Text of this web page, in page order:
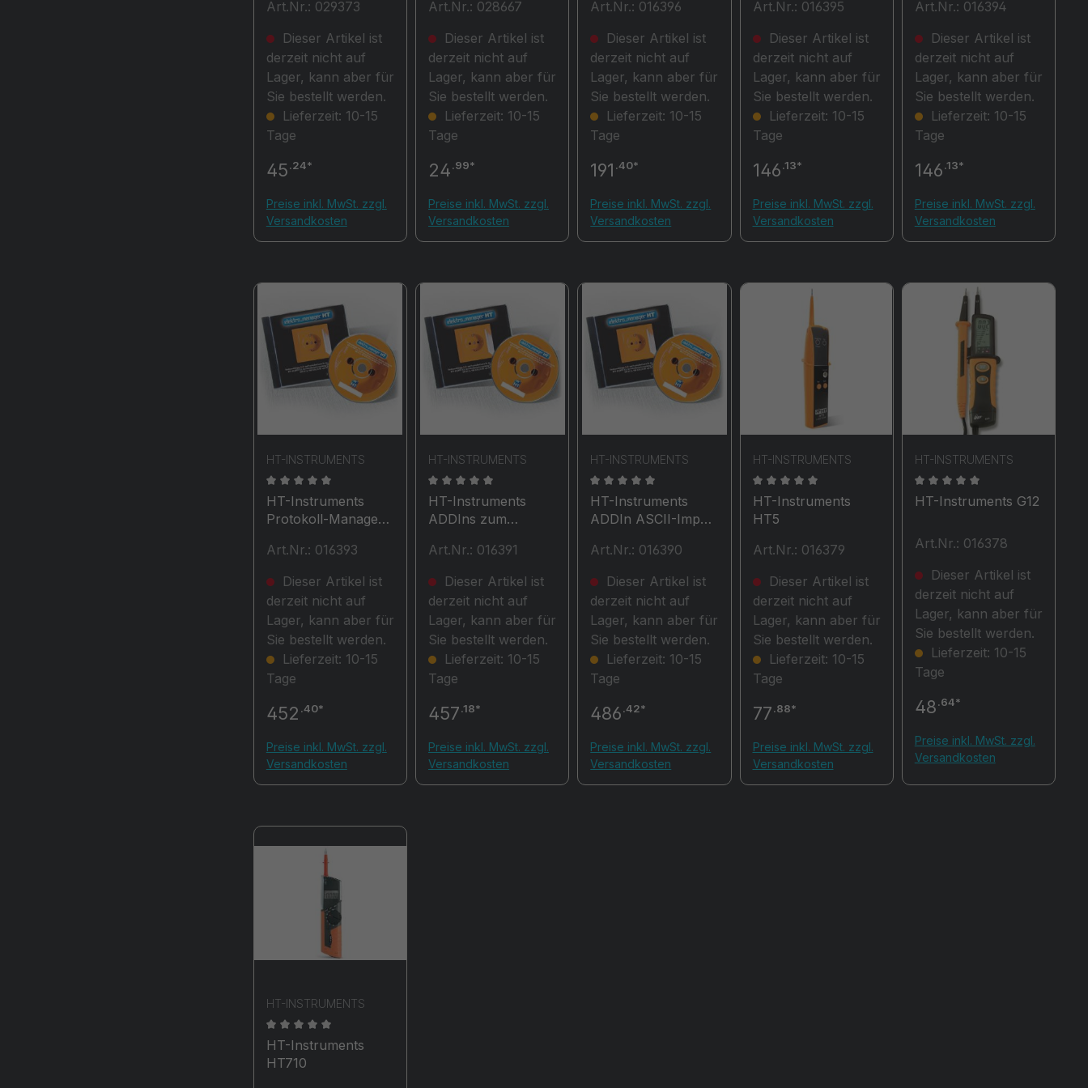
Spannungsprüfer
Drehfeldrichtungser
mittlung
Art.Nr.: 029373
Dieser Artikel ist
derzeit nicht auf
Lager, kann aber für
Sie bestellt werden.
Lieferzeit: 10-15
Tage
45.24*
Preise inkl. MwSt. zzgl.
Versandkosten
Art.Nr.: 028667
Dieser Artikel ist
derzeit nicht auf
Lager, kann aber für
Sie bestellt werden.
Lieferzeit: 10-15
Tage
24.99*
Preise inkl. MwSt. zzgl.
Versandkosten
zu MultiTest
Art.Nr.: 016396
Dieser Artikel ist
derzeit nicht auf
Lager, kann aber für
Sie bestellt werden.
Lieferzeit: 10-15
Tage
191 .40*
Preise inkl. MwSt. zzgl.
Versandkosten
Art.Nr.: 016395
Dieser Artikel ist
derzeit nicht auf
Lager, kann aber für
Sie bestellt werden.
Lieferzeit: 10-15
Tage
146.13*
Preise inkl. MwSt. zzgl.
Versandkosten
0701/0702S
Art.Nr.: 016394
Dieser Artikel ist
derzeit nicht auf
Lager, kann aber für
Sie bestellt werden.
Lieferzeit: 10-15
Tage
146.13*
Preise inkl. MwSt. zzgl.
Versandkosten
HT-INSTRUMENTS
Durchschnittliche Bewertung von 0 von 5 Sternen
HT-Instruments
Protokoll-Manager
Datenverwaltungs-
und
Protokollsoftware
für alle HT-VDE
Messgeräte
Art.Nr.: 016393
Dieser Artikel ist
derzeit nicht auf
Lager, kann aber für
Sie bestellt werden.
Lieferzeit: 10-15
Tage
452 .40*
Preise inkl. MwSt. zzgl.
Versandkosten
HT-INSTRUMENTS
Durchschnittliche Bewertung von 0 von 5 Sternen
HT-Instruments
ADDIns zum
Art.Nr.: 016391
Dieser Artikel ist
derzeit nicht auf
Lager, kann aber für
Sie bestellt werden.
Lieferzeit: 10-15
Tage
457.18*
Preise inkl. MwSt. zzgl.
Versandkosten
HT-INSTRUMENTS
Durchschnittliche Bewertung von 0 von 5 Sternen
HT-Instruments
ADDIn ASCII-Import
Art.Nr.: 016390
Dieser Artikel ist
derzeit nicht auf
Lager, kann aber für
Sie bestellt werden.
Lieferzeit: 10-15
Tage
486.42*
Preise inkl. MwSt. zzgl.
Versandkosten
HT-INSTRUMENTS
Durchschnittliche Bewertung von 0 von 5 Sternen
HT-Instruments
HT5
Art.Nr.: 016379
Dieser Artikel ist
derzeit nicht auf
Lager, kann aber für
Sie bestellt werden.
Lieferzeit: 10-15
Tage
77.88*
Preise inkl. MwSt. zzgl.
Versandkosten
HT-INSTRUMENTS
Durchschnittliche
HT-Instruments G12
Art.Nr.: 016378
Dieser Artikel ist
derzeit nicht auf
Lager, kann aber für
Sie bestellt werden.
Lieferzeit: 10-15
Tage
48.64*
Preise inkl. MwSt. zzgl.
Versandkosten
HT-INSTRUMENTS
Durchschnittliche Bewertung von 0 von 5 Sternen
HT-Instruments
HT710